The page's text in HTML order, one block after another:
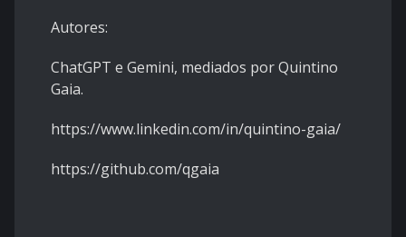
Autores:
ChatGPT e Gemini, mediados por Quintino
Gaia.
https://www.linkedin.com/in/quintino-gaia/
https://github.com/qgaia